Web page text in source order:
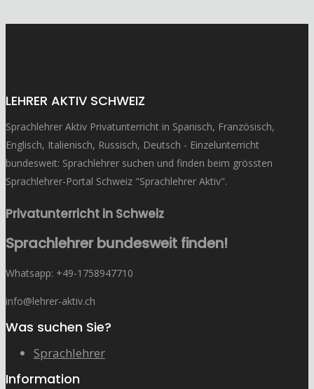
LEHRER AKTIV SCHWEIZ
Sprachlehrer Aktiv Privatunterricht in Spanisch, Französisch,
Englisch, Italienisch, Russisch, Deutsch - Einzelunterricht
bundesweit: Sprachlehrer suchen und finden beim grössten
Sprachlehrer-Portal Schweiz "Sprachlehrer Aktiv".
Privatunterricht in Schweiz
Sprachlehrer bundesweit finden!
Whatsapp: ‭+49-1758947710
info@lehrer-aktiv.ch
Was suchen Sie?
Sprachlehrer
Information